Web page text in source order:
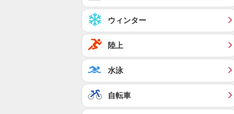
ウィンター
陸上
水泳
自転車